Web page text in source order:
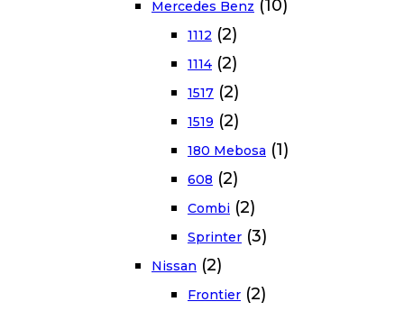
Mercedes Benz (10)
1112 (2)
1114 (2)
1517 (2)
1519 (2)
180 Mebosa (1)
608 (2)
Combi (2)
Sprinter (3)
Nissan (2)
Frontier (2)